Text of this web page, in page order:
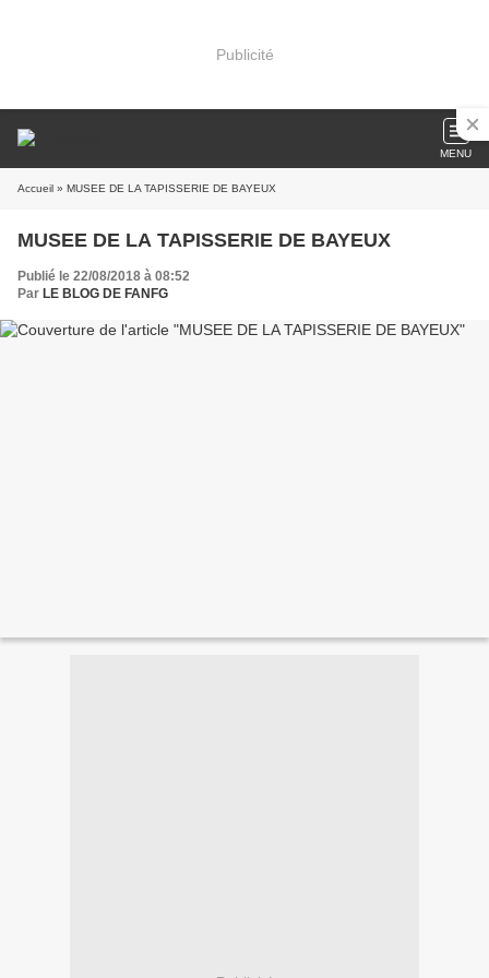
Publicité
MENU
Accueil » MUSEE DE LA TAPISSERIE DE BAYEUX
MUSEE DE LA TAPISSERIE DE BAYEUX
Publié le 22/08/2018 à 08:52
Par LE BLOG DE FANFG